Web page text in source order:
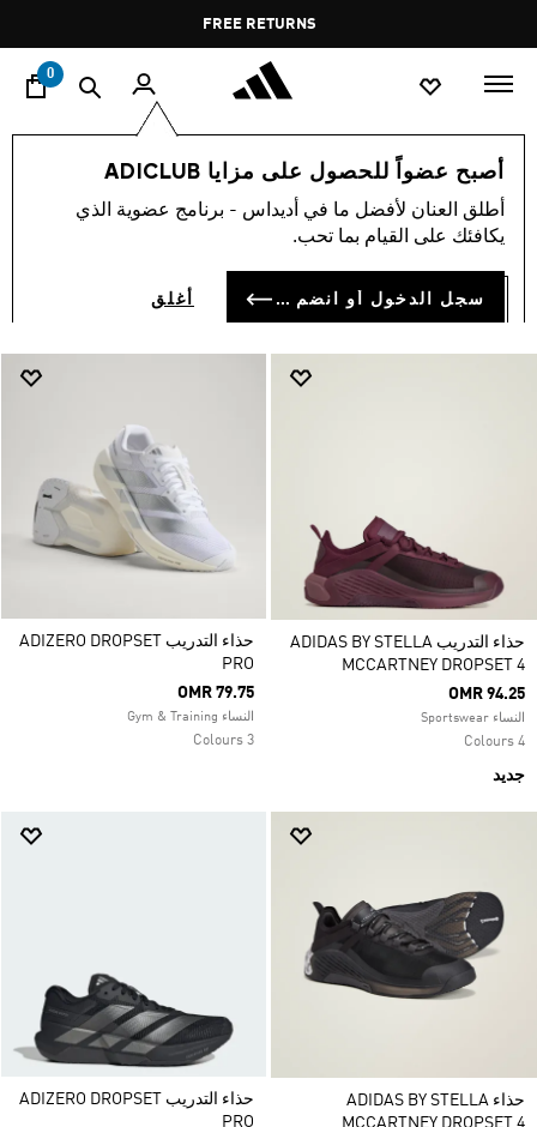
Pause
promotion
rotation
FREE DELIVERY OVER 60 OMR
0
أصبح عضواً للحصول على مزايا ADICLUB
أطلق العنان لأفضل ما في أديداس - برنامج عضوية الذي
يكافئك على القيام بما تحب.
سجل الدخول أو انضم الآن أغلق
النساء Women Collection
WOMEN COLLECTION (861)
حذاء التدريب ADIDAS BY STELLA
MCCARTNEY DROPSET 4
OMR 94.25
النساء Sportswear
4 Colours
جديد
حذاء التدريب ADIZERO DROPSET
PRO
OMR 79.75
النساء Gym & Training
3 Colours
حذاء ADIDAS BY STELLA
MCCARTNEY DROPSET 4
حذاء التدريب ADIZERO DROPSET
PRO